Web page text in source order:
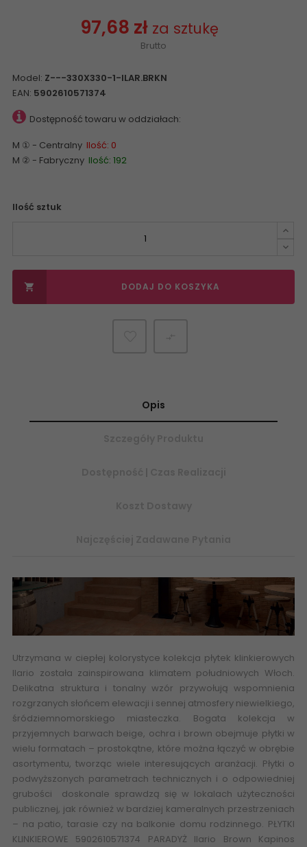
97,68 zł za sztukę
Brutto
Model: Z---330X330-1-ILAR.BRKN
EAN: 5902610571374
Dostępność towaru w oddziałach:
M ① - Centralny Ilość: 0
M ② - Fabryczny Ilość: 192
Ilość sztuk
 DODAJ DO KOSZYKA
Opis
Utrzymana w ciepłej kolorystyce kolekcja płytek klinkierowych
Ilario została zainspirowana klimatem południowych Włoch.
Delikatna struktura i tonalny wzór przywołują wspomnienia
rozgrzanych słońcem elewacji i sennej atmosfery niewielkiego,
śródziemnomorskiego miasteczka. Bogata kolekcja w
przyjemnych barwach beige, ochra i brown obejmuje płytki w
wielu formatach – prostokątne, które można łączyć w obrębie
asortymentu, tworząc wiele interesujących aranżacji. Płytki o
podwyższonych parametrach technicznych i o odpowiedniej
grubości doskonale sprawdzą się w lokalach użyteczności
publicznej, jak również w bardziej kameralnych przestrzeniach
– na patio, tarasie czy na balkonie domu rodzinnego. PŁYTKI
KLINKIEROWE
5902610571374 PARADYŻ Ilario Brown Kapinos